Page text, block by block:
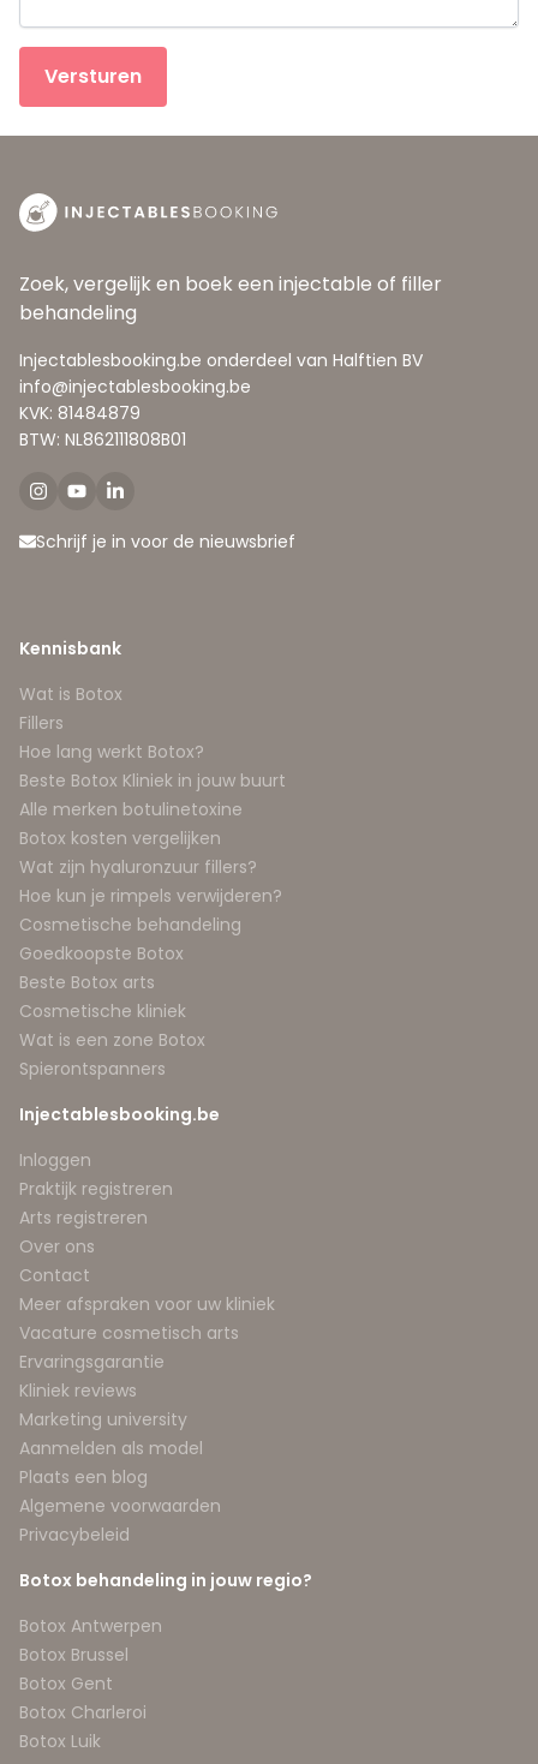
Versturen
Zoek, vergelijk en boek een injectable of filler
behandeling
Injectablesbooking.be onderdeel van Halftien BV
info@injectablesbooking.be
KVK: 81484879
BTW: NL862111808B01
Schrijf je in voor de nieuwsbrief
Kennisbank
Wat is Botox
Fillers
Hoe lang werkt Botox?
Beste Botox Kliniek in jouw buurt
Alle merken botulinetoxine
Botox kosten vergelijken
Wat zijn hyaluronzuur fillers?
Hoe kun je rimpels verwijderen?
Cosmetische behandeling
Goedkoopste Botox
Beste Botox arts
Cosmetische kliniek
Wat is een zone Botox
Spierontspanners
Injectablesbooking.be
Inloggen
Praktijk registreren
Arts registreren
Over ons
Contact
Meer afspraken voor uw kliniek
Vacature cosmetisch arts
Ervaringsgarantie
Kliniek reviews
Marketing university
Aanmelden als model
Plaats een blog
Algemene voorwaarden
Privacybeleid
Botox behandeling in jouw regio?
Botox Antwerpen
Botox Brussel
Botox Gent
Botox Charleroi
Botox Luik